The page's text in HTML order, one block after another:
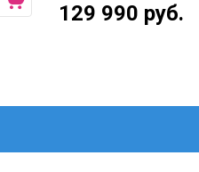
129 990 руб.